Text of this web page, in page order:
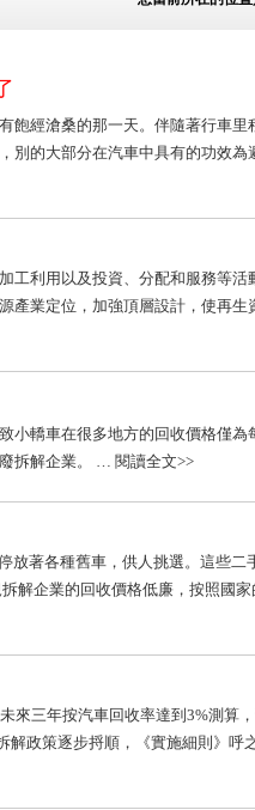
經滄桑的那一天。伴隨著行車
的大部分在汽車中具有的功效
工利用以及投資、分配和服務等
業定位，加強頂層設計，使再生
小轎車在很多地方的回收價格僅
拆解企業。
… 閱讀全文>>
著各種舊車，供人挑選。這些二
解企業的回收價格低廉，按照國
來三年按汽車回收率達到3%測算
政策逐步捋順，《實施細則》呼